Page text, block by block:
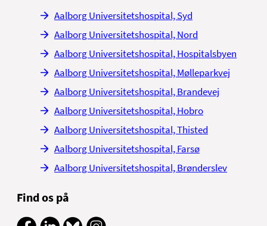
Aalborg Universitetshospital, Syd
Aalborg Universitetshospital, Nord
Aalborg Universitetshospital, Hospitalsbyen
Aalborg Universitetshospital, Mølleparkvej
Aalborg Universitetshospital, Brandevej
Aalborg Universitetshospital, Hobro
Aalborg Universitetshospital, Thisted
Aalborg Universitetshospital, Farsø
Aalborg Universitetshospital, Brønderslev
Find os på